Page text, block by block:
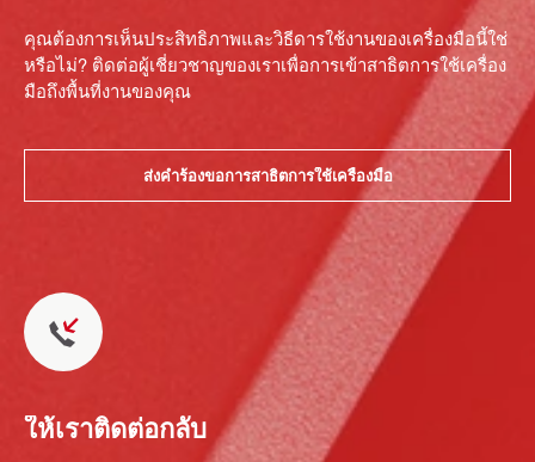
คุณต้องการเห็นประสิทธิภาพและวิธีดารใช้งานของเครื่องมือนี้ใช่
หรือไม่? ติดต่อผู้เชี่ยวชาญของเราเพื่อการเข้าสาธิตการใช้เครื่อง
มือถึงพื้นที่งานของคุณ
ส่งคำร้องขอการสาธิตการใช้เครื่องมือ
ให้เราติดต่อกลับ